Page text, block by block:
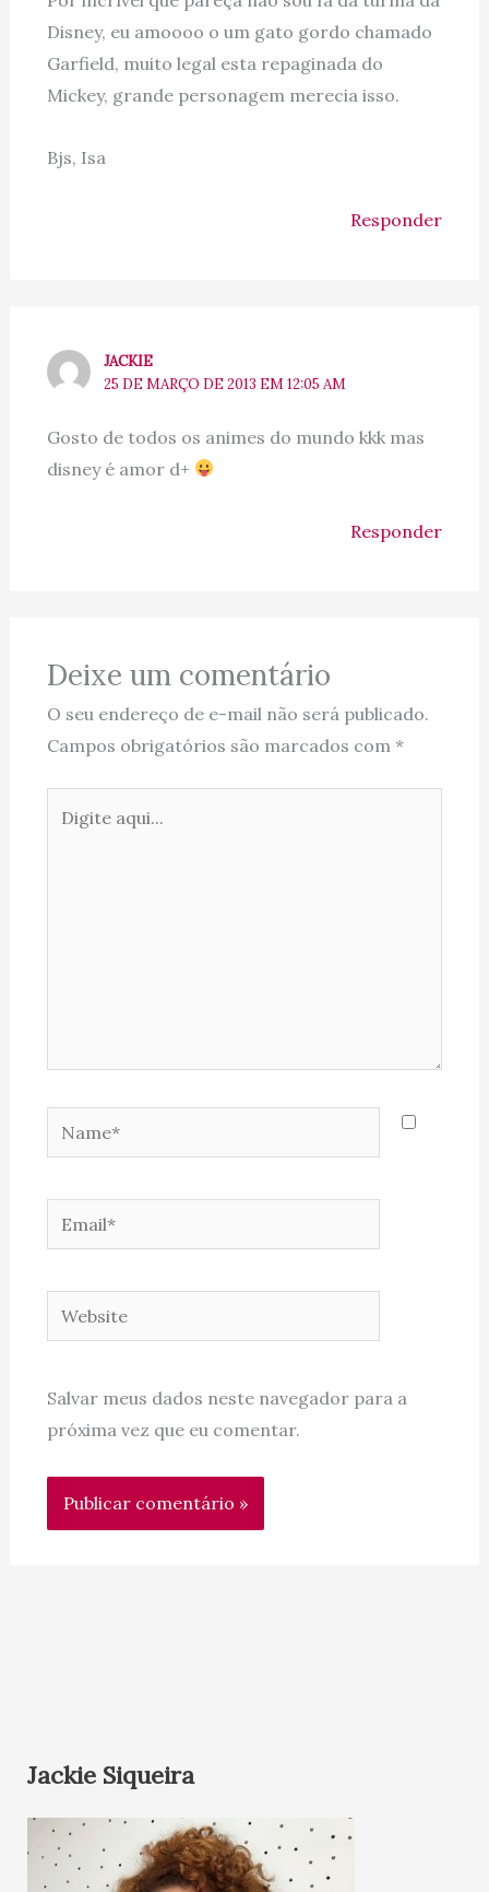
Disney, eu amoooo o um gato gordo chamado
Garfield, muito legal esta repaginada do
Mickey, grande personagem merecia isso.
Bjs, Isa
Responder
JACKIE
25 DE MARÇO DE 2013 EM 12:05 AM
Gosto de todos os animes do mundo kkk mas
disney é amor d+
Responder
Deixe um comentário
O seu endereço de e-mail não será publicado.
Campos obrigatórios são marcados com *
aqui...
Website
Salvar meus dados neste navegador para a
próxima vez que eu comentar.
Jackie Siqueira